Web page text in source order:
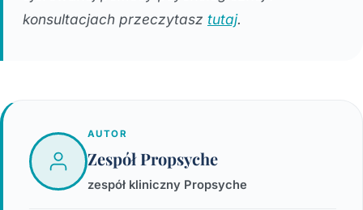
konsultacjach przeczytasz tutaj.
AUTOR
Zespół Propsyche
zespół kliniczny Propsyche